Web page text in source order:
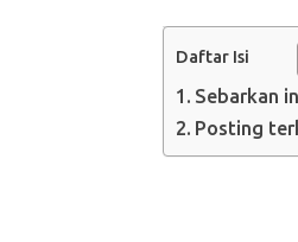
Daftar Isi
Sebarkan
Posting